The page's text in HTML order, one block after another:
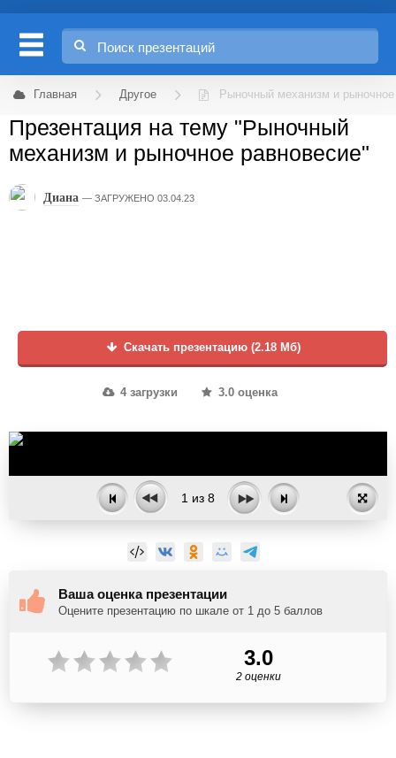
Главная Другое Рыночный механизм и рыночное
Презентация на тему "Рыночный
механизм и рыночное равновесие"
Диана ЗАГРУЖЕНО 03.04.23
Скачать презентацию (2.18 Мб)
4 загрузки 3.0 оценка
1 из 8
Ваша оценка презентации
Оцените презентацию по шкале от 1 до 5 баллов
3.0
2 оценки